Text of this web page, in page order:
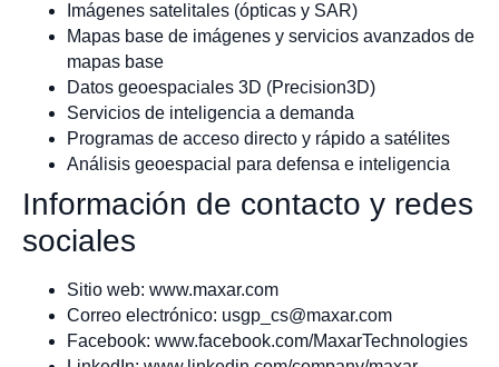
Imágenes satelitales (ópticas y SAR)
Mapas base de imágenes y servicios avanzados de
mapas base
Datos geoespaciales 3D (Precision3D)
Servicios de inteligencia a demanda
Programas de acceso directo y rápido a satélites
Análisis geoespacial para defensa e inteligencia
Información de contacto y redes
sociales
Sitio web: www.maxar.com
Correo electrónico: usgp_cs@maxar.com
Facebook: www.facebook.com/MaxarTechnologies